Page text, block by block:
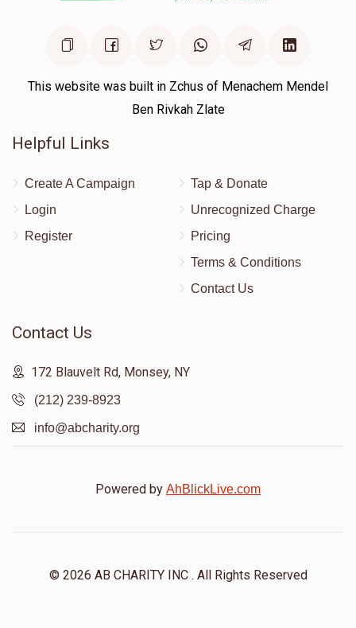
This website was built in Zchus of Menachem Mendel
Ben Rivkah Zlate
Helpful Links
Create A Campaign
Login
Register
Tap & Donate
Unrecognized Charge
Pricing
Terms & Conditions
Contact Us
Contact Us
172 Blauvelt Rd, Monsey, NY
(212) 239-8923
info@abcharity.org
Powered by AhBlickLive.com
© 2026 AB CHARITY INC . All Rights Reserved